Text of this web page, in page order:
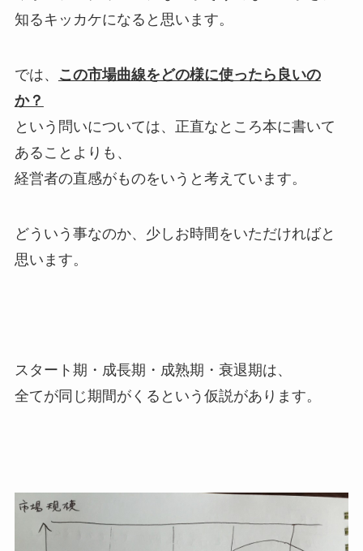
知るキッカケになると思います。
では、
この市場曲線をどの様に使ったら良いの
か？
という問いについては、正直なところ本に書いて
あることよりも、
経営者の直感がものをいうと考えています。
どういう事なのか、少しお時間をいただければと
思います。
スタート期・成長期・成熟期・衰退期は、
全てが同じ期間がくるという仮説があります。